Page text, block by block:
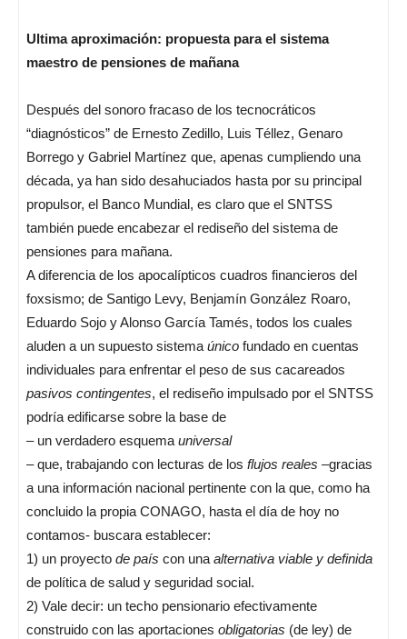
Ultima aproximación: propuesta para el sistema
maestro de pensiones de mañana
Después del sonoro fracaso de los tecnocráticos
“diagnósticos” de Ernesto Zedillo, Luis Téllez, Genaro
Borrego y Gabriel Martínez que, apenas cumpliendo una
década, ya han sido desahuciados hasta por su principal
propulsor, el Banco Mundial, es claro que el SNTSS
también puede encabezar el rediseño del sistema de
pensiones para mañana.
A diferencia de los apocalípticos cuadros financieros del
foxsismo; de Santigo Levy, Benjamín González Roaro,
Eduardo Sojo y Alonso García Tamés, todos los cuales
aluden a un supuesto sistema único fundado en cuentas
individuales para enfrentar el peso de sus cacareados
pasivos contingentes, el rediseño impulsado por el SNTSS
podría edificarse sobre la base de
– un verdadero esquema universal
– que, trabajando con lecturas de los flujos reales –gracias
a una información nacional pertinente con la que, como ha
concluido la propia CONAGO, hasta el día de hoy no
contamos- buscara establecer:
1) un proyecto de país con una alternativa viable y definida
de política de salud y seguridad social.
2) Vale decir: un techo pensionario efectivamente
construido con las aportaciones obligatorias (de ley) de